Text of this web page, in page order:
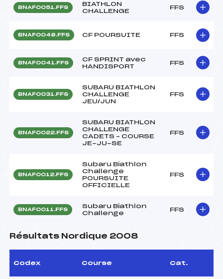
BNAF0051.FFS
BIATHLON
CHALLENGE
FFS
BNAF0048.FFS CF POURSUITE FFS
BNAF0041.FFS
CF SPRINT avec
HANDISPORT
FFS
BNAF0031.FFS
SUBARU BIATHLON
CHALLENGE
JEU/JUN
FFS
BNAF0022.FFS
SUBARU BIATHLON
CHALLENGE
CADETS – COURSE
JE-JU-SE
FFS
BNAF0012.FFS
Subaru Biathlon
Challenge
POURSUITE
OFFICIELLE
FFS
BNAF0011.FFS
Subaru Biathlon
Challenge
FFS
Résultats Nordique 2008
Codex Course Cat.